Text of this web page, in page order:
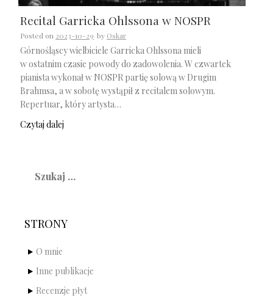
Recital Garricka Ohlssona w NOSPR
Posted on 2023-10-29 by Oskar
Górnośląscy wielbiciele Garricka Ohlssona mieli
w ostatnim czasie powody do zadowolenia. W czwartek
pianista wykonał w NOSPR partię solową w Drugim
Brahmsa, a w sobotę wystąpił z recitalem solowym.
Repertuar, który artysta…
Czytaj dalej
STRONY
O mnie
Inne publikacje
Recenzje płyt